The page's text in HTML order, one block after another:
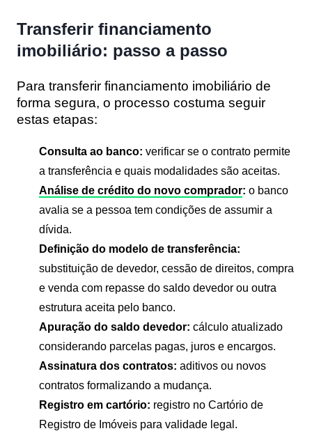
Transferir financiamento
imobiliário: passo a passo
Para transferir financiamento imobiliário de
forma segura, o processo costuma seguir
estas etapas:
Consulta ao banco: verificar se o contrato permite
a transferência e quais modalidades são aceitas.
Análise de crédito do novo comprador: o banco
avalia se a pessoa tem condições de assumir a
dívida.
Definição do modelo de transferência:
substituição de devedor, cessão de direitos, compra
e venda com repasse do saldo devedor ou outra
estrutura aceita pelo banco.
Apuração do saldo devedor: cálculo atualizado
considerando parcelas pagas, juros e encargos.
Assinatura dos contratos: aditivos ou novos
contratos formalizando a mudança.
Registro em cartório: registro no Cartório de
Registro de Imóveis para validade legal.